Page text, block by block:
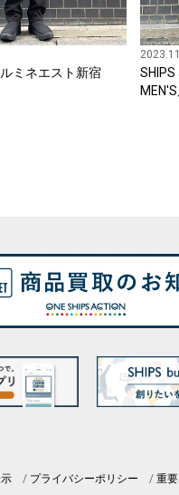
ミネエスト新宿
プライバシーポリシー 重